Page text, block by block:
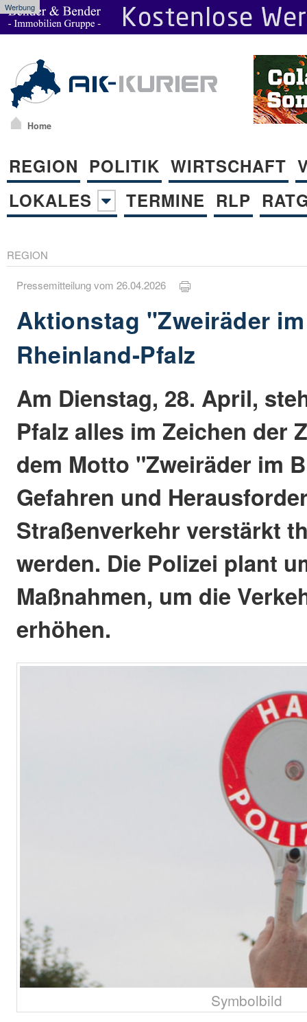
Werbung
Home
REGION POLITIK WIRTSCHAFT
LOKALES
TERMINE RLP
REGION
Pressemitteilung vom 26.04.2026
Aktionstag "Zweiräder
Rheinland-Pfalz
Am Dienstag, 28. April,
Pfalz alles im Zeichen der
dem Motto "Zweiräder im
Gefahren und
Straßenverkehr verstärkt
werden. Die Polizei plant
Maßnahmen, um die
erhöhen.
Symbolbild